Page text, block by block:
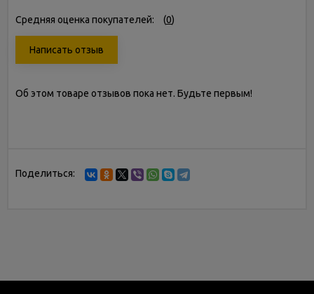
Средняя оценка покупателей: (0)
Написать отзыв
Об этом товаре отзывов пока нет. Будьте первым!
Поделиться: